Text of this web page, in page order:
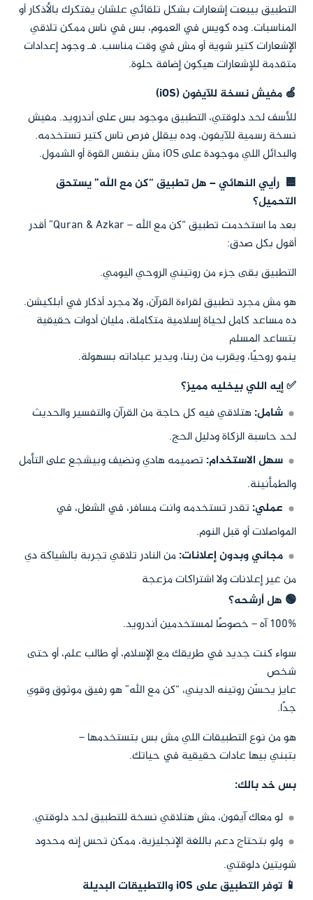
التطبيق بيبعت إشعارات بشكل تلقائي علشان يفتكرك بالأذكار أو
المناسبات. وده كويس في العموم، بس في ناس ممكن تلاقي
الإشعارات كتير شوية أو مش في وقت مناسب. فـ وجود إعدادات
متقدمة للإشعارات هيكون إضافة حلوة.
🍏 مفيش نسخة للآيفون (iOS)
للأسف لحد دلوقتي، التطبيق موجود بس على أندرويد. مفيش
نسخة رسمية للآيفون، وده بيقلل فرص ناس كتير تستخدمه.
والبدائل اللي موجودة على iOS مش بنفس القوة أو الشمول.
🟦 رأيي النهائي – هل تطبيق “كن مع الله” يستحق
التحميل؟
بعد ما استخدمت تطبيق “كن مع الله – Quran & Azkar” أقدر
أقول بكل صدق:
التطبيق بقى جزء من روتيني الروحي اليومي.
هو مش مجرد تطبيق لقراءة القرآن، ولا مجرد أذكار في أبلكيشن.
ده مساعد كامل لحياة إسلامية متكاملة، مليان أدوات حقيقية
بتساعد المسلم
ينمو روحيًا، ويقرب من ربنا، ويدير عباداته بسهولة.
✅ إيه اللي بيخليه مميز؟
شامل: هتلاقي فيه كل حاجة من القرآن والتفسير والحديث
لحد حاسبة الزكاة ودليل الحج.
سهل الاستخدام: تصميمه هادي ونضيف وبيشجع على التأمل
والطمأنينة.
عملي: تقدر تستخدمه وانت مسافر، في الشغل، في
المواصلات أو قبل النوم.
مجاني وبدون إعلانات:من النادر تلاقي تجربة بالشياكة دي
من غير إعلانات ولا اشتراكات مزعجة
🟢 هل أرشحه؟
100% آه – خصوصًا لمستخدمين أندرويد.
سواء كنت جديد في طريقك مع الإسلام، أو طالب علم، أو حتى
شخص
عايز يحسّن روتينه الديني، “كن مع الله” هو رفيق موثوق وقوي
جدًا.
هو من نوع التطبيقات اللي مش بس بتستخدمها –
بتبني بيها عادات حقيقية في حياتك.
بس خد بالك:
لو معاك آيفون، مش هتلاقي نسخة للتطبيق لحد دلوقتي.
ولو بتحتاج دعم باللغة الإنجليزية، ممكن تحس إنه محدود
شويتين دلوقتي.
📱 توفر التطبيق على iOS والتطبيقات البديلة